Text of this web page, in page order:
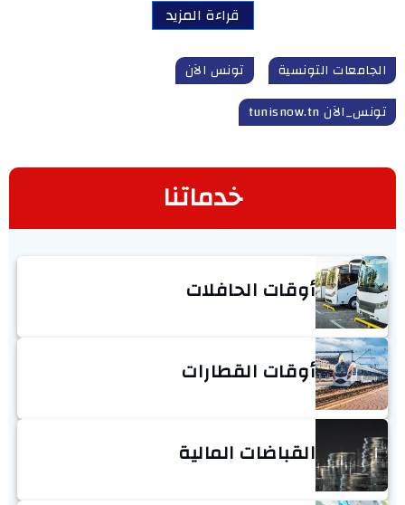
قراءة المزيد
الجامعات التونسية
تونس الآن
تونس_الآن tunisnow.tn
خدماتنا
أوقات الحافلات
أوقات القطارات
القباضات المالية